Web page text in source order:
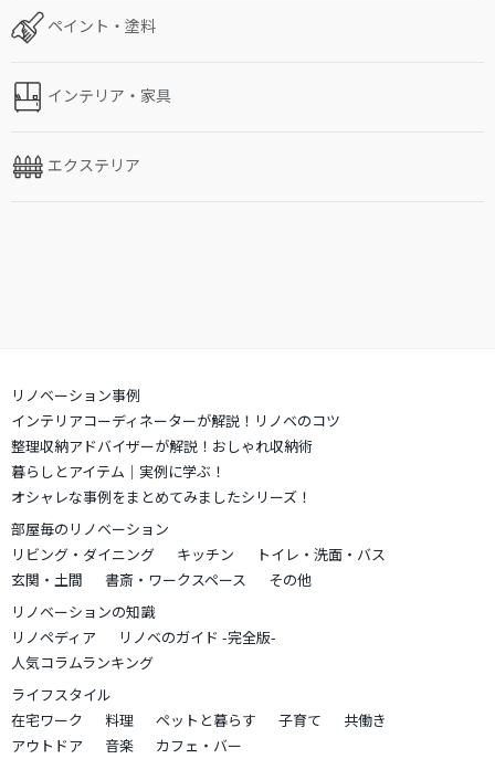
ペイント・塗料
インテリア・家具
エクステリア
リノベーション事例
インテリアコーディネーターが解説！リノベのコツ
整理収納アドバイザーが解説！おしゃれ収納術
暮らしとアイテム｜実例に学ぶ！
オシャレな事例をまとめてみましたシリーズ！
部屋毎のリノベーション
リビング・ダイニング
キッチン
トイレ・洗面・バス
玄関・土間
書斎・ワークスペース
その他
リノベーションの知識
リノペディア
リノベのガイド -完全版-
人気コラムランキング
ライフスタイル
在宅ワーク
料理 ペットと暮らす 子育て
共働き
アウトドア
音楽
カフェ・バー